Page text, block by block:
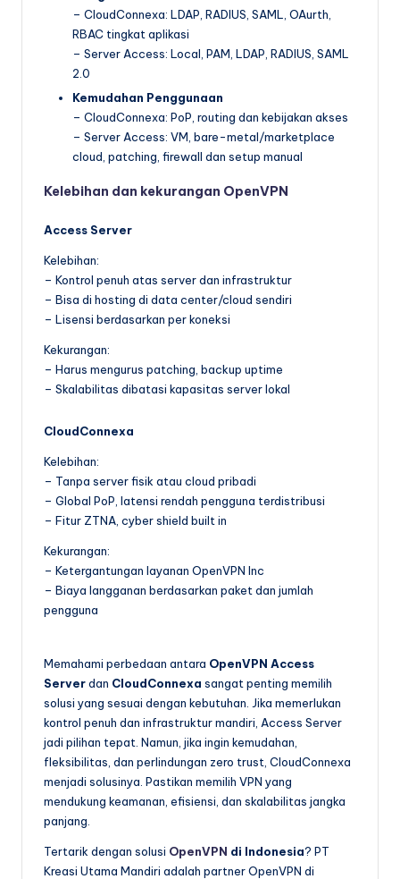
– CloudConnexa: LDAP, RADIUS, SAML, OAurth,
RBAC tingkat aplikasi
– Server Access: Local, PAM, LDAP, RADIUS, SAML
2.0
Kemudahan Penggunaan
– CloudConnexa: PoP, routing dan kebijakan akses
– Server Access: VM, bare-metal/marketplace
cloud, patching, firewall dan setup manual
Kelebihan dan kekurangan OpenVPN
Access Server
Kelebihan:
– Kontrol penuh atas server dan infrastruktur
– Bisa di hosting di data center/cloud sendiri
– Lisensi berdasarkan per koneksi
Kekurangan:
– Harus mengurus patching, backup uptime
– Skalabilitas dibatasi kapasitas server lokal
CloudConnexa
Kelebihan:
– Tanpa server fisik atau cloud pribadi
– Global PoP, latensi rendah pengguna terdistribusi
– Fitur ZTNA, cyber shield built in
Kekurangan:
– Ketergantungan layanan OpenVPN Inc
– Biaya langganan berdasarkan paket dan jumlah
pengguna
Memahami perbedaan antara OpenVPN Access
Serverdan CloudConnexa sangat penting memilih
solusi yang sesuai dengan kebutuhan. Jika memerlukan
kontrol penuh dan infrastruktur mandiri, Access Server
jadi pilihan tepat. Namun, jika ingin kemudahan,
fleksibilitas, dan perlindungan zero trust, CloudConnexa
menjadi solusinya. Pastikan memilih VPN yang
mendukung keamanan, efisiensi, dan skalabilitas jangka
panjang.
Tertarik dengan solusi OpenVPN di Indonesia? PT
Kreasi Utama Mandiri adalah partner OpenVPN di